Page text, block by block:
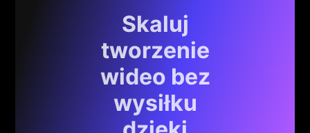
Skaluj
tworzenie
wideo bez
wysiłku